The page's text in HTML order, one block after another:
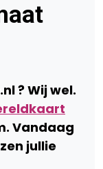
? Wij wel.
Vandaag
jullie